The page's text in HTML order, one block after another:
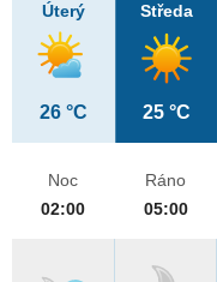
Úterý
26 °C
Středa
25 °C
Noc
02:00
Ráno
05:00